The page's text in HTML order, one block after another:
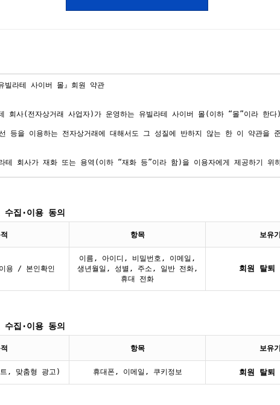
집·이용 동의
항목 보유
용 / 본인확인
이름, 아이디, 비밀번호, 이메일,
생년월일, 성별, 주소, 일반 전화,
휴대 전화
회원 탈퇴
집·이용 동의
항목 보유
, 맞춤형 광고) 휴대폰, 이메일, 쿠키정보 회원 탈퇴